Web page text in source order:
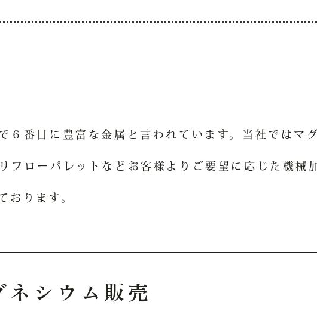
６番目に豊富な金属と言われています。当社ではマ
フローパレットなどお客様よりご要望に応じた機械
おります。
ネシウム販売